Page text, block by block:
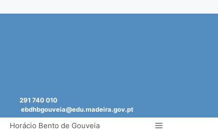
291 740 010
ebdhbgouveia@edu.madeira.gov.pt
Horácio Bento de Gouveia Menu